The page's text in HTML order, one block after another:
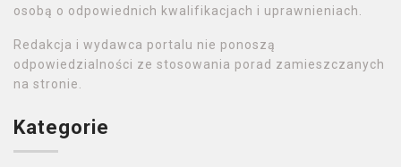
osobą o odpowiednich kwalifikacjach i uprawnieniach.
Redakcja i wydawca portalu nie ponoszą
odpowiedzialności ze stosowania porad zamieszczanych
na stronie.
Kategorie